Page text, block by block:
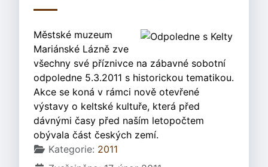
Městské muzeum
Mariánské Lázně zve
všechny své příznivce na zábavné sobotní
odpoledne 5.3.2011 s historickou tematikou.
Akce se koná v rámci nově otevřené
výstavy o keltské kultuře, která před
dávnými časy před naším letopočtem
obývala část českých zemí.
Základní údaje
Kategorie: 2011